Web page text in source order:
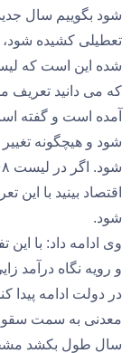
شود بگوییم سال
تعطیلی کشیده شود،
شده این است که
آمده است و گفته
شود و هیچگونه
شود.
وی ادامه داد: با
و رویه نگاه
در دولت ادامه
معدنی به سمت
سال طول بکشد